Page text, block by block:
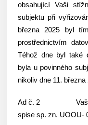
obsahující Vaši
subjektu při
března 2025 byl
prostřednictvím
Téhož dne byl také
byla u povinného
nikoliv dne 11. března
Ad č. 2 Vaše
spise sp. zn. UOOU-